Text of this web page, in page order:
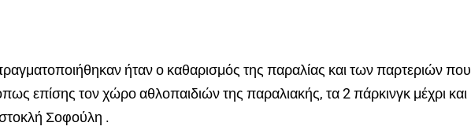
ήταν ο καθαρισμός της παραλίας και των παρτεριών που
επίσης τον χώρο αθλοπαιδιών της παραλιακής, τα 2 πάρκινγκ μέχρι και
Σοφούλη .